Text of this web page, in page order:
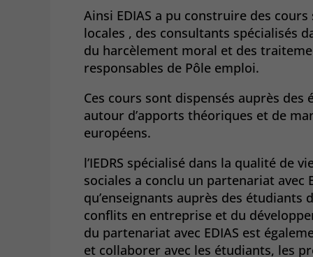
Ainsi EDIAS a pu construire des
locales , des consultants spécialisés
du harcèlement moral et des
responsables de Pôle emploi.
Ces cours sont dispensés auprès
autour d’apports théoriques et de
européens.
l’IEDRS spécialisé dans la qualité de
sociales a conclu un partenariat avec
qu’enseignants auprès des
conflits en entreprise et du
du partenariat avec EDIAS est
et collaborer avec les étudiants, les